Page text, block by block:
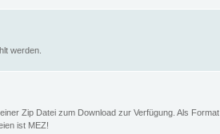
werden.
Zip Datei zum Download zur Verfügung. Als Format
ist MEZ!